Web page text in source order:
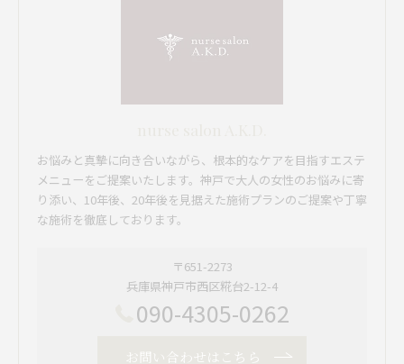
お悩みと真摯に向き合いながら、根本的なケアを目指すエステ
メニューをご提案いたします。神戸で大人の女性のお悩みに寄
り添い、10年後、20年後を見据えた施術プランのご提案や丁寧
な施術を徹底しております。
〒651-2273
兵庫県神戸市西区糀台2-12-4
090-4305-0262
お問い合わせはこちら